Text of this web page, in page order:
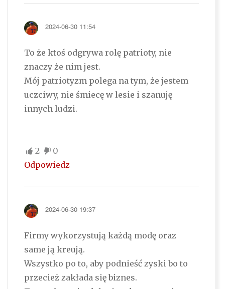
2024-06-30 11:54
To że ktoś odgrywa rolę patrioty, nie
znaczy że nim jest.
Mój patriotyzm polega na tym, że jestem
uczciwy, nie śmiecę w lesie i szanuję
innych ludzi.
2
0
Odpowiedz
2024-06-30 19:37
Firmy wykorzystują każdą modę oraz
same ją kreują.
Wszystko po to, aby podnieść zyski bo to
przecież zakłada się biznes.